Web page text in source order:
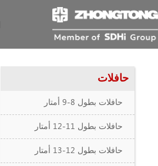
حافلات
حافلات بطول 8-9 أمتار
حافلات بطول 11-12 أمتار
حافلات بطول 12-13 أمتار